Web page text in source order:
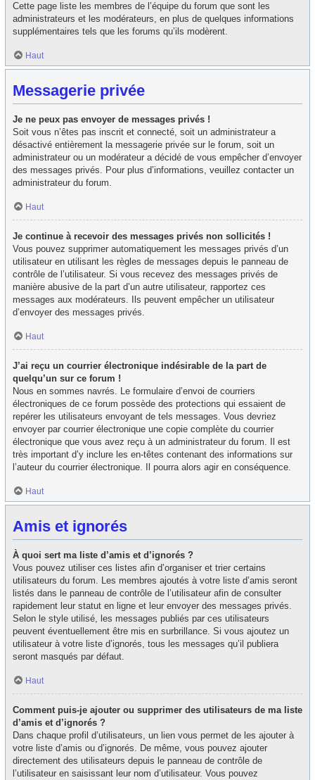
Cette page liste les membres de l’équipe du forum que sont les
administrateurs et les modérateurs, en plus de quelques informations
supplémentaires tels que les forums qu’ils modèrent.
Haut
Messagerie privée
Je ne peux pas envoyer de messages privés !
Soit vous n’êtes pas inscrit et connecté, soit un administrateur a
désactivé entièrement la messagerie privée sur le forum, soit un
administrateur ou un modérateur a décidé de vous empêcher d’envoyer
des messages privés. Pour plus d’informations, veuillez contacter un
administrateur du forum.
Haut
Je continue à recevoir des messages privés non sollicités !
Vous pouvez supprimer automatiquement les messages privés d’un
utilisateur en utilisant les règles de messages depuis le panneau de
contrôle de l’utilisateur. Si vous recevez des messages privés de
manière abusive de la part d’un autre utilisateur, rapportez ces
messages aux modérateurs. Ils peuvent empêcher un utilisateur
d’envoyer des messages privés.
Haut
J’ai reçu un courrier électronique indésirable de la part de
quelqu’un sur ce forum !
Nous en sommes navrés. Le formulaire d’envoi de courriers
électroniques de ce forum possède des protections qui essaient de
repérer les utilisateurs envoyant de tels messages. Vous devriez
envoyer par courrier électronique une copie complète du courrier
électronique que vous avez reçu à un administrateur du forum. Il est
très important d’y inclure les en-têtes contenant des informations sur
l’auteur du courrier électronique. Il pourra alors agir en conséquence.
Haut
Amis et ignorés
À quoi sert ma liste d’amis et d’ignorés ?
Vous pouvez utiliser ces listes afin d’organiser et trier certains
utilisateurs du forum. Les membres ajoutés à votre liste d’amis seront
listés dans le panneau de contrôle de l’utilisateur afin de consulter
rapidement leur statut en ligne et leur envoyer des messages privés.
Selon le style utilisé, les messages publiés par ces utilisateurs
peuvent éventuellement être mis en surbrillance. Si vous ajoutez un
utilisateur à votre liste d’ignorés, tous les messages qu’il publiera
seront masqués par défaut.
Haut
Comment puis-je ajouter ou supprimer des utilisateurs de ma liste
d’amis et d’ignorés ?
Dans chaque profil d’utilisateurs, un lien vous permet de les ajouter à
votre liste d’amis ou d’ignorés. De même, vous pouvez ajouter
directement des utilisateurs depuis le panneau de contrôle de
l’utilisateur en saisissant leur nom d’utilisateur. Vous pouvez